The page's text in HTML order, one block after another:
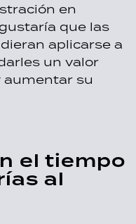
en
que las
aplicarse a
un valor
aumentar su
el tiempo
al